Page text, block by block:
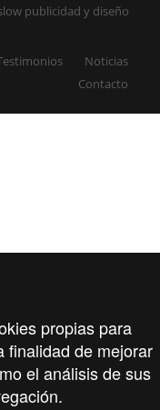
publicidad y diseño
Noticias
Contacto
propias para
finalidad de mejorar
el análisis de sus